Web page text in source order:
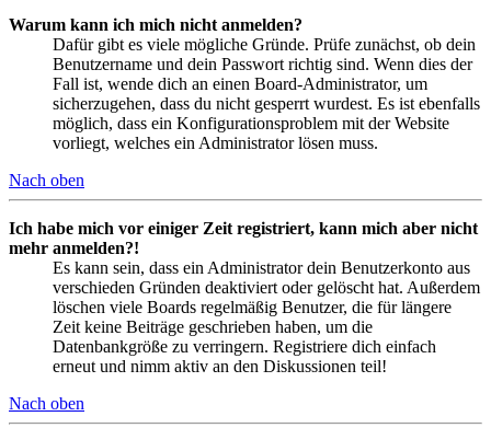
Warum kann ich mich nicht anmelden?
Dafür gibt es viele mögliche Gründe. Prüfe zunächst, ob dein
Benutzername und dein Passwort richtig sind. Wenn dies der
Fall ist, wende dich an einen Board-Administrator, um
sicherzugehen, dass du nicht gesperrt wurdest. Es ist ebenfalls
möglich, dass ein Konfigurationsproblem mit der Website
vorliegt, welches ein Administrator lösen muss.
Nach oben
Ich habe mich vor einiger Zeit registriert, kann mich aber nicht
mehr anmelden?!
Es kann sein, dass ein Administrator dein Benutzerkonto aus
verschieden Gründen deaktiviert oder gelöscht hat. Außerdem
löschen viele Boards regelmäßig Benutzer, die für längere
Zeit keine Beiträge geschrieben haben, um die
Datenbankgröße zu verringern. Registriere dich einfach
erneut und nimm aktiv an den Diskussionen teil!
Nach oben